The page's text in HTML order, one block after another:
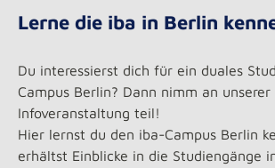
Lerne die iba in Berlin
Du interessierst dich für ein duales
Campus Berlin? Dann nimm an unserer
Infoveranstaltung teil!
Hier lernst du den iba-Campus Berlin
erhältst Einblicke in die Studiengänge